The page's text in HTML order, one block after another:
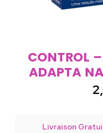
CONTROL –
ADAPTA
Livraison